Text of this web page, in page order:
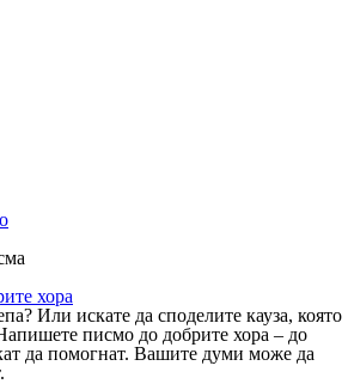
хора
Или искате да споделите кауза, която
писмо до добрите хора – до
да помогнат. Вашите думи може да